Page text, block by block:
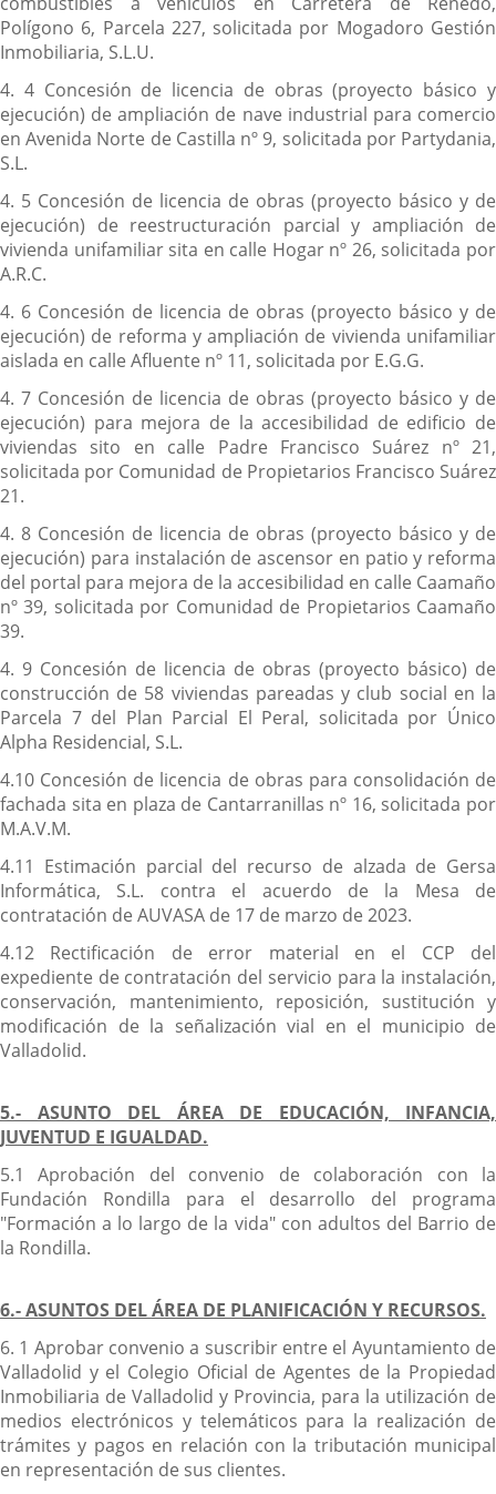
Polígono 6, Parcela 227, solicitada por Mogadoro Gestión
Inmobiliaria, S.L.U.
4. 4 Concesión de licencia de obras (proyecto básico y
ejecución) de ampliación de nave industrial para comercio
en Avenida Norte de Castilla nº 9, solicitada por Partydania,
S.L.
4. 5 Concesión de licencia de obras (proyecto básico y de
ejecución) de reestructuración parcial y ampliación de
vivienda unifamiliar sita en calle Hogar nº 26, solicitada por
A.R.C.
4. 6 Concesión de licencia de obras (proyecto básico y de
ejecución) de reforma y ampliación de vivienda unifamiliar
aislada en calle Afluente nº 11, solicitada por E.G.G.
4. 7 Concesión de licencia de obras (proyecto básico y de
ejecución) para mejora de la accesibilidad de edificio de
viviendas sito en calle Padre Francisco Suárez nº 21,
solicitada por Comunidad de Propietarios Francisco Suárez
21.
4. 8 Concesión de licencia de obras (proyecto básico y de
ejecución) para instalación de ascensor en patio y reforma
del portal para mejora de la accesibilidad en calle Caamaño
nº 39, solicitada por Comunidad de Propietarios Caamaño
39.
4. 9 Concesión de licencia de obras (proyecto básico) de
construcción de 58 viviendas pareadas y club social en la
Parcela 7 del Plan Parcial El Peral, solicitada por Único
Alpha Residencial, S.L.
4.10 Concesión de licencia de obras para consolidación de
fachada sita en plaza de Cantarranillas nº 16, solicitada por
M.A.V.M.
4.11 Estimación parcial del recurso de alzada de Gersa
Informática, S.L. contra el acuerdo de la Mesa de
contratación de AUVASA de 17 de marzo de 2023.
4.12 Rectificación de error material en el CCP del
expediente de contratación del servicio para la instalación,
conservación, mantenimiento, reposición, sustitución y
modificación de la señalización vial en el municipio de
Valladolid.
5.- ASUNTO DEL ÁREA DE EDUCACIÓN, INFANCIA,
JUVENTUD E IGUALDAD.
5.1 Aprobación del convenio de colaboración con la
Fundación Rondilla para el desarrollo del programa
"Formación a lo largo de la vida" con adultos del Barrio de
la Rondilla.
6.- ASUNTOS DEL ÁREA DE PLANIFICACIÓN Y RECURSOS.
6. 1 Aprobar convenio a suscribir entre el Ayuntamiento de
Valladolid y el Colegio Oficial de Agentes de la Propiedad
Inmobiliaria de Valladolid y Provincia, para la utilización de
medios electrónicos y telemáticos para la realización de
trámites y pagos en relación con la tributación municipal
en representación de sus clientes.